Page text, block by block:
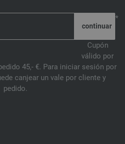
*
Cupón
válido por
45,- €. Para iniciar sesión por
canjear un vale por cliente y
pedido.